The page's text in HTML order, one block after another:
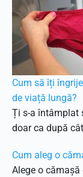
Cum să îți
de viață lungă?
Ți s-a întâmplat
doar ca după
Cum aleg o
Alege o